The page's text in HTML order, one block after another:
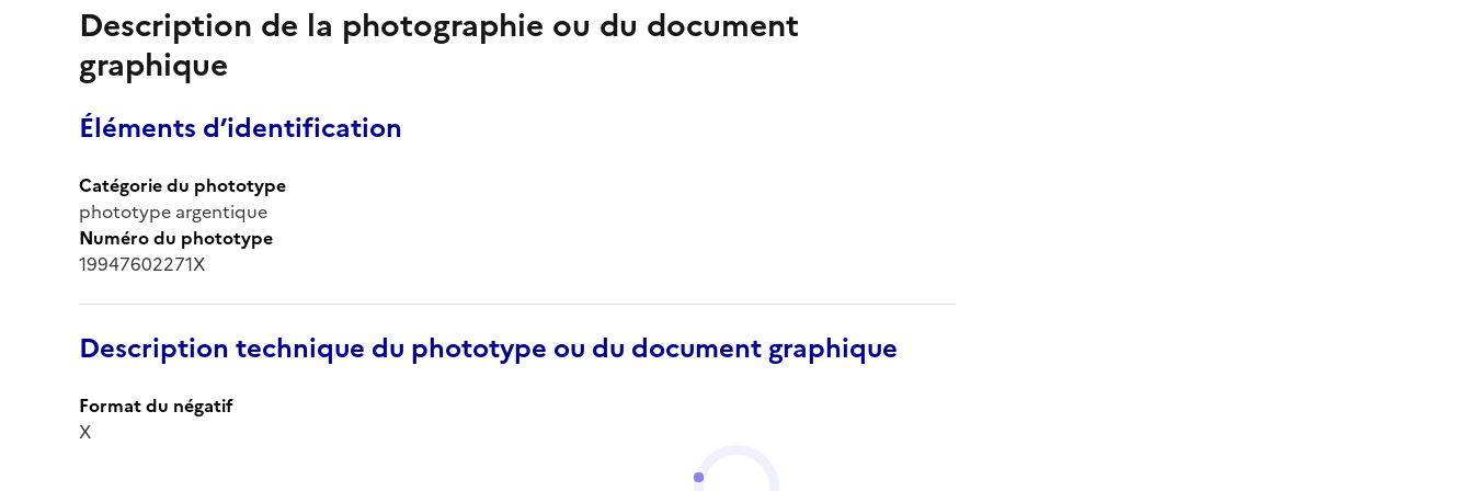
Description de la photographie ou du document
graphique
Éléments d’identification
Catégorie du phototype
phototype argentique
Numéro du phototype
19947602271X
Description technique du phototype ou du document graphique
Format du négatif
X